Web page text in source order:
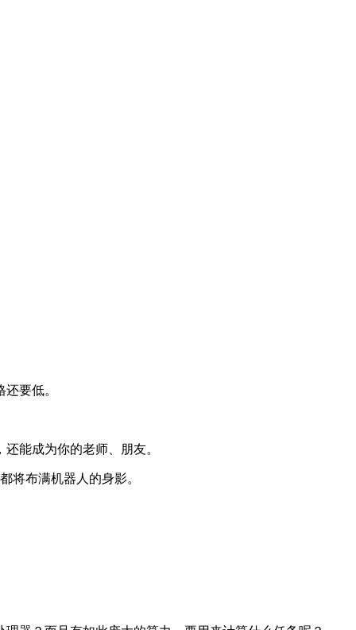
要低。
能成为你的老师、朋友。
布满机器人的身影。